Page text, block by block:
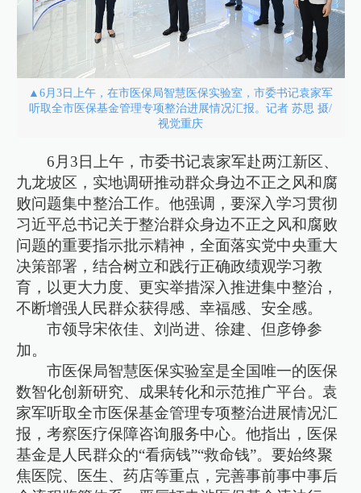
▲6月3日上午，在市医保局智慧医保实验室，市委书记袁家军
听取全市医保基金管理专项整治进展情况汇报。记者 苏思 摄/
视觉重庆
6月3日上午，市委书记袁家军赴两江新区、
九龙坡区，实地调研推动群众身边不正之风和腐
败问题集中整治工作。他强调，要深入学习贯彻
习近平总书记关于整治群众身边不正之风和腐败
问题的重要指示批示精神，全面落实党中央重大
决策部署，结合树立和践行正确政绩观学习教
育，以更大力度、更实举措深入推进集中整治，
不断增强人民群众获得感、幸福感、安全感。
市领导宋依佳、刘尚进、徐建、但彦铮参
加。
市医保局智慧医保实验室是全国唯一的医保
数智化创新研究、成果转化和示范推广平台。袁
家军听取全市医保基金管理专项整治进展情况汇
报，考察医疗保障咨询服务中心。他指出，医保
基金是人民群众的“看病钱”“救命钱”。要始终聚
焦医院、医生、药店等重点，完善事前事中事后